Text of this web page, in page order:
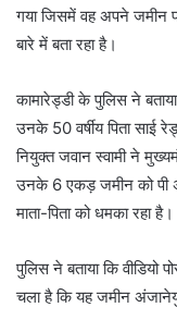
गया जिसमें वह अपने जमीन
बारे में बता रहा है।
कामारेड्डी के पुलिस ने
उनके 50 वर्षीय पिता साई
नियुक्‍त जवान स्‍वामी ने
उनके 6 एकड़ जमीन को पी
माता-पिता को धमका रहा है।
पुलिस ने बताया कि वीडियो
चला है कि यह जमीन